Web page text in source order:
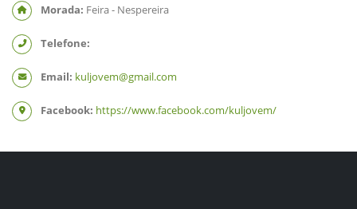
Morada: Feira - Nespereira
Telefone:
Email: kuljovem@gmail.com
Facebook: https://www.facebook.com/kuljovem/